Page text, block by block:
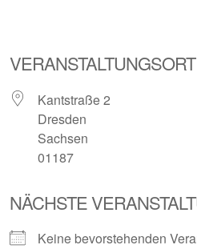
VERANSTALTUNGSORT
Kantstraße 2
Dresden
Sachsen
01187
NÄCHSTE
Keine bevorstehenden